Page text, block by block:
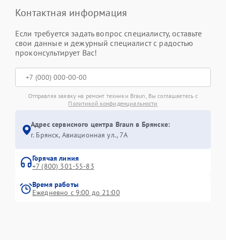
Контактная информация
Если требуется задать вопрос специалисту, оставьте
свои данные и дежурный специалист с радостью
проконсультирует Вас!
Отправляя заявку на ремонт техники Braun, Вы соглашаетесь с
Политикой конфиденциальности
Адрес сервисного центра Braun в Брянске:
г. Брянск, Авиационная ул., 7А
Горячая линия
+7 (800) 301-55-83
Время работы
Ежедневно с 9:00 до 21:00